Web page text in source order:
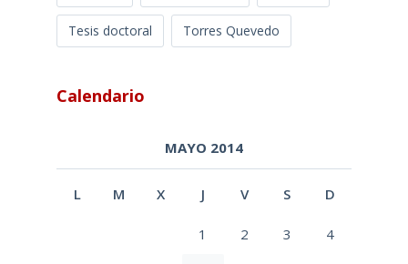
Tesis doctoral Torres Quevedo
Calendario
MAYO 2014
L M X J V S D
1 2 3 4